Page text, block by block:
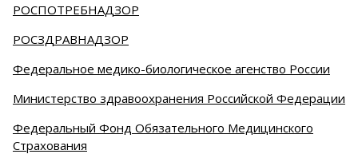
РОСПОТРЕБНАДЗОР
РОСЗДРАВНАДЗОР
Федеральное медико-биологическое агенство России
Министерство здравоохранения Российской Федерации
Федеральный Фонд Обязательного Медицинского
Страхования